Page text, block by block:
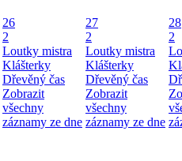
26
2
Loutky mistra
Klášterky
Dřevěný čas
Zobrazit
všechny
záznamy ze dne
27
2
Loutky mistra
Klášterky
Dřevěný čas
Zobrazit
všechny
záznamy ze dne
28
2